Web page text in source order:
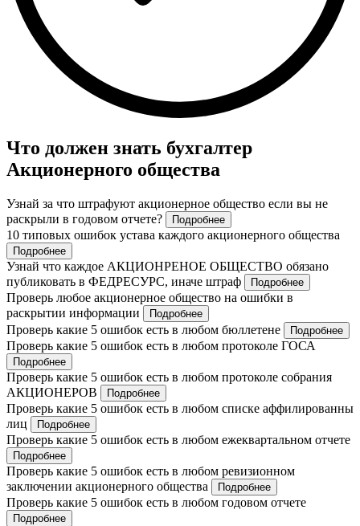
Что должен знать бухгалтер
Акционерного общества
Узнай за что штрафуют акционерное общество если вы не
раскрыли в годовом отчете?
Подробнее
10 типовых ошибок устава каждого акционерного общества
Подробнее
Узнай что каждое АКЦИОНРЕНОЕ ОБЩЕСТВО обязано
публиковать в ФЕДРЕСУРС, иначе штраф
Подробнее
Проверь любое акционерное общество на ошибки в
раскрытии информации
Подробнее
Проверь какие 5 ошибок есть в любом бюллетене Подробнее
Проверь какие 5 ошибок есть в любом протоколе ГОСА
Подробнее
Проверь какие 5 ошибок есть в любом протоколе собрания
АКЦИОНЕРОВ
Подробнее
Проверь какие 5 ошибок есть в любом списке аффилированны
лиц
Подробнее
Проверь какие 5 ошибок есть в любом ежеквартальном отчете
Подробнее
Проверь какие 5 ошибок есть в любом ревизионном
заключении акционерного общества
Подробнее
Проверь какие 5 ошибок есть в любом годовом отчете
Подробнее